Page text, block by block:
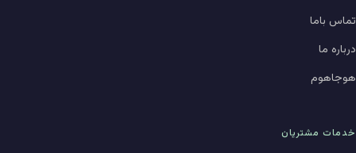
تماس باما
درباره ما
هوجاهوم
خدمات مشتریان